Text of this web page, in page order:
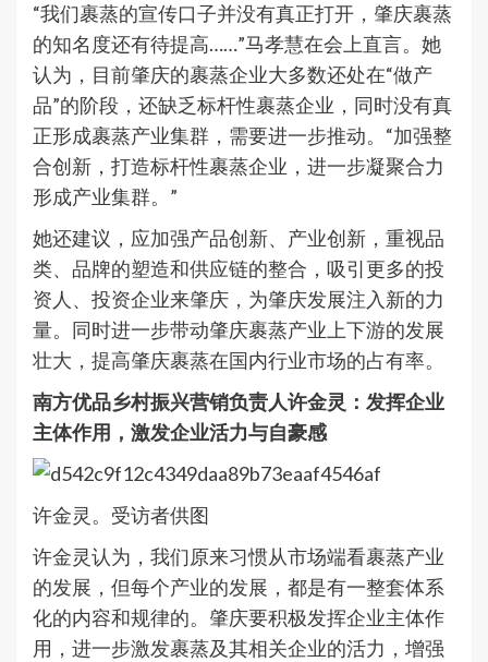
“我们裹蒸的宣传口子并没有真正打开，肇庆裹蒸
的知名度还有待提高……”马孝慧在会上直言。她
认为，目前肇庆的裹蒸企业大多数还处在“做产
品”的阶段，还缺乏标杆性裹蒸企业，同时没有真
正形成裹蒸产业集群，需要进一步推动。“加强整
合创新，打造标杆性裹蒸企业，进一步凝聚合力
形成产业集群。”
她还建议，应加强产品创新、产业创新，重视品
类、品牌的塑造和供应链的整合，吸引更多的投
资人、投资企业来肇庆，为肇庆发展注入新的力
量。同时进一步带动肇庆裹蒸产业上下游的发展
壮大，提高肇庆裹蒸在国内行业市场的占有率。
南方优品乡村振兴营销负责人许金灵：发挥企业
主体作用，激发企业活力与自豪感
许金灵。受访者供图
许金灵认为，我们原来习惯从市场端看裹蒸产业
的发展，但每个产业的发展，都是有一整套体系
化的内容和规律的。肇庆要积极发挥企业主体作
用，进一步激发裹蒸及其相关企业的活力，增强